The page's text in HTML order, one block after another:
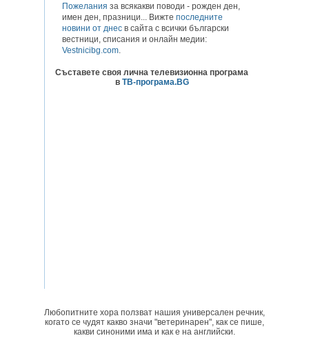
Пожелания за всякакви поводи - рожден ден,
имен ден, празници... Вижте последните
новини от днес в сайта с всички български
вестници, списания и онлайн медии:
Vestnicibg.com.
Съставете своя лична телевизионна програма
в ТВ-програма.BG
Любопитните хора ползват нашия универсален речник,
когато се чудят какво значи "ветеринарен", как се пише,
какви синоними има и как е на английски.